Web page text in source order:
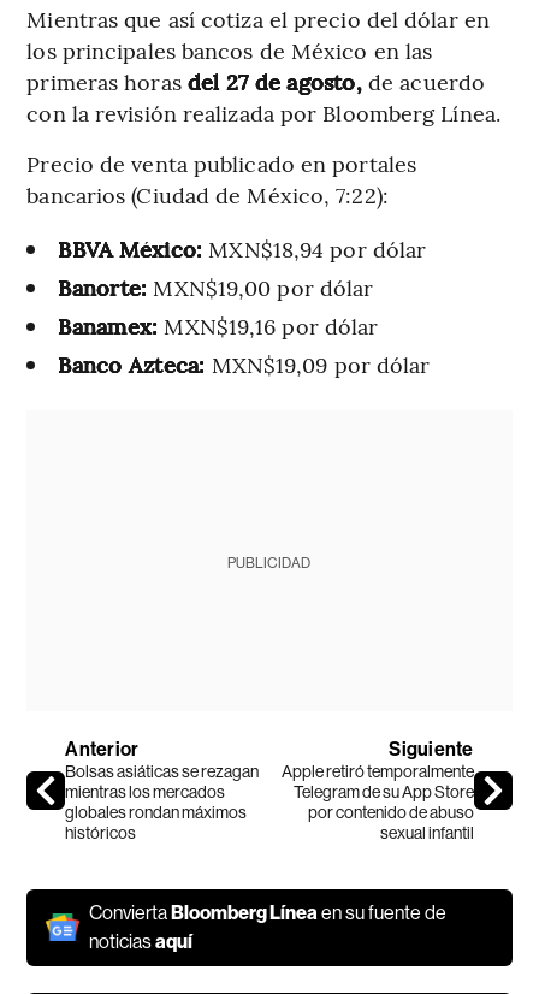
Mientras que así cotiza el precio del dólar en
los principales bancos de México en las
primeras horas del 27 de agosto,de acuerdo
con la revisión realizada por Bloomberg Línea.
Precio de venta publicado en portales
bancarios (Ciudad de México, 7:22):
BBVA México: MXN$18,94 por dólar
Banorte: MXN$19,00 por dólar
Banamex: MXN$19,16 por dólar
Banco Azteca: MXN$19,09 por dólar
PUBLICIDAD
Anterior
Bolsas asiáticas se rezagan
mientras los mercados
globales rondan máximos
históricos
Siguiente
Apple retiró temporalmente
Telegram de su App Store
por contenido de abuso
sexual infantil
ConviertaBloomberg Línea en su fuente de
noticiasaquí